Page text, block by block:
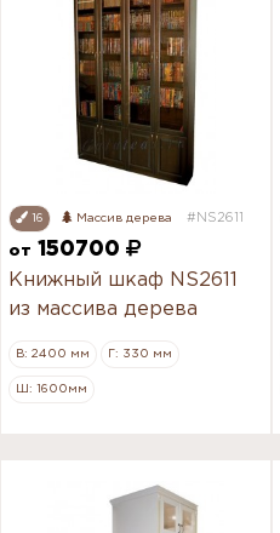
16 Массив дерева #NS2611
от
150700
Книжный шкаф NS2611
из массива дерева
В: 2400 мм Г: 330 мм
Ш: 1600мм